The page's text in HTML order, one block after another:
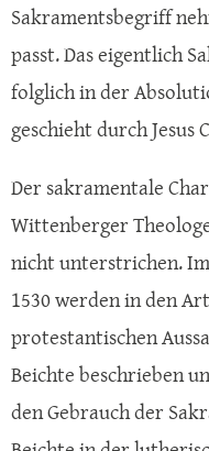
Sakramentsbegriff
passt. Das eigentlich
folglich in der
geschieht durch Jesus
Der sakramentale
Wittenberger
nicht unterstrichen. Im
1530 werden in den
protestantischen
Beichte beschrieben
den Gebrauch der